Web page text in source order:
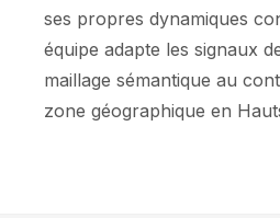
ses propres dynamiques
équipe adapte les signaux
maillage sémantique au
zone géographique en